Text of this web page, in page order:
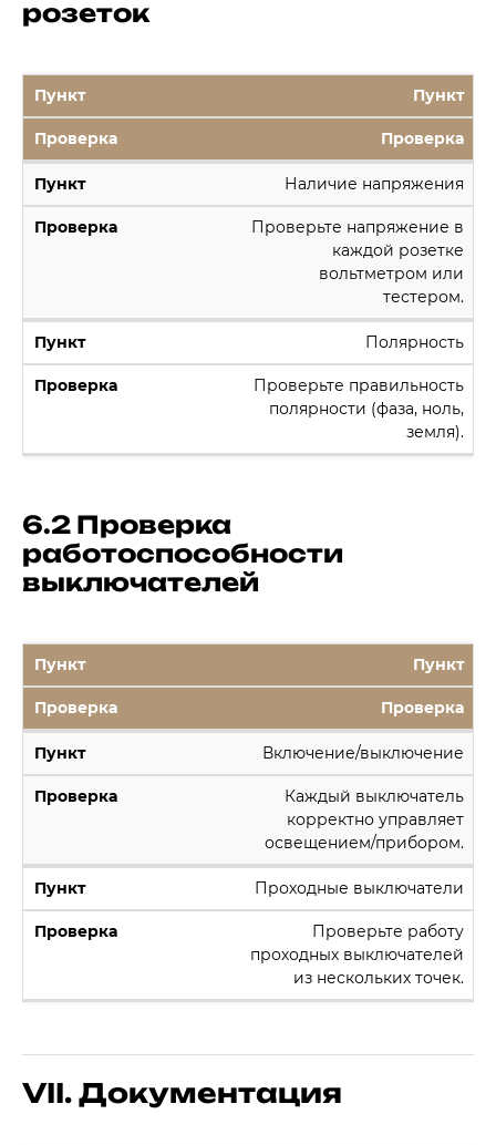
розеток
Пункт
Проверка
Наличие напряжения
Проверьте напряжение в
каждой розетке
вольтметром или
тестером.
Полярность
Проверьте правильность
полярности (фаза, ноль,
земля).
6.2 Проверка
работоспособности
выключателей
Пункт
Проверка
Включение/выключение
Каждый выключатель
корректно управляет
освещением/прибором.
Проходные выключатели
Проверьте работу
проходных выключателей
из нескольких точек.
VII. Документация